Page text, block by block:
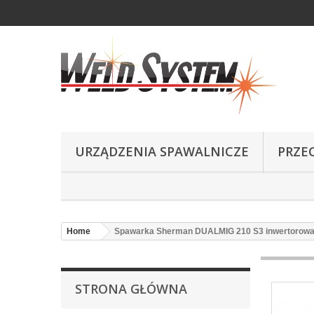
URZĄDZENIA SPAWALNICZE
Home Spawarka Sherman DUALMIG 210 S3 inwertorowa
STRONA GŁÓWNA